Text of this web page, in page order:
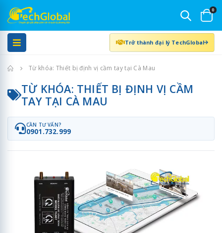
0
Trở thành đại lý TechGlobal
Trang chủTừ khóa: Thiết bị định vị cầm tay tại Cà Mau
TỪ KHÓA: THIẾT BỊ ĐỊNH VỊ CẦM
TAY TẠI CÀ MAU
CẦN TƯ VẤN?
0901.732.999